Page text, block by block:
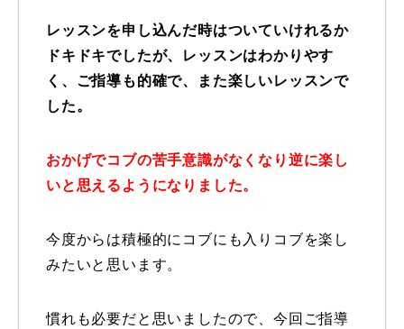
インストラクター募集
コブレッスン参加のお客様の声
レッスンレポート Report
レッスン内容について
レッスンを申し込んだ時はついていけれるか
ドキドキでしたが、レッスンはわかりやす
く、ご指導も的確で、また楽しいレッスンで
した。
おかげでコブの苦手意識がなくなり逆に楽し
いと思えるようになりました。
今度からは積極的にコブにも入りコブを楽し
みたいと思います。
慣れも必要だと思いましたので、今回ご指導